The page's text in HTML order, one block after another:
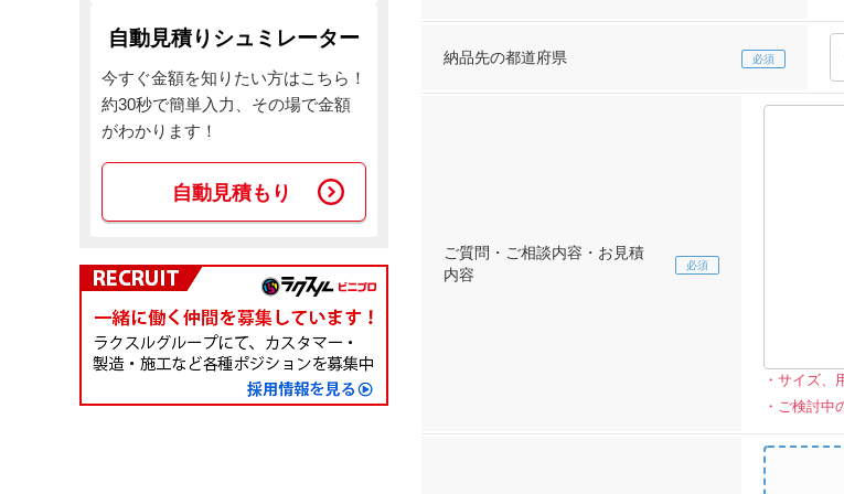
納品先の都道府県
ご質問・ご相談内容・お見積
内容
サイズ、
ご検討中
自動見積りシュミレーター
今すぐ金額を知りたい方はこちら！
約30秒で簡単入力、その場で金額
がわかります！
自動見積もり